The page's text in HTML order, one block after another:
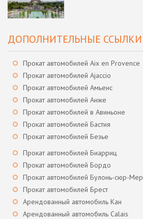
ДОПОЛНИТЕЛЬНЫЕ ССЫЛКИ
Прокат автомобилей Aix en Provence
Прокат автомобилей Ajaccio
Прокат автомобилей Амьенс
Прокат автомобилей Анже
Прокат автомобилей в Авиньоне
Прокат автомобилей Бастия
Прокат автомобилей Безье
Прокат автомобилей Биарриц
Прокат автомобилей Бордо
Прокат автомобилей Булонь-сюр-Мер
Прокат автомобилей Брест
Арендованный автомобиль Кан
Арендованный автомобиль Calais